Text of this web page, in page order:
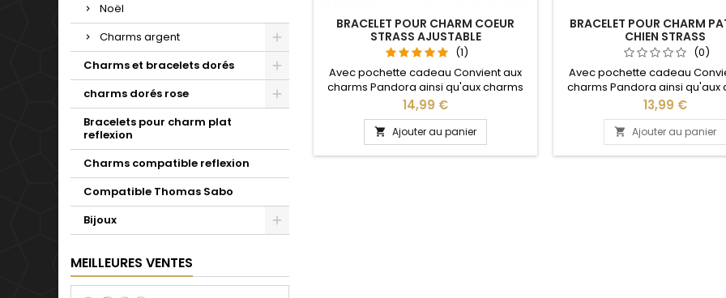
Noël
Charms argent
Charms et bracelets dorés
charms dorés rose
Bracelets pour charm plat
reflexion
Charms compatible reflexion
Compatible Thomas Sabo
Bijoux
MEILLEURES VENTES
BRACELET POUR CHARM COEUR
STRASS AJUSTABLE
(1)
Avec pochette cadeau Convient aux
charms Pandora ainsi qu'aux charms
de notre site idéal pour : Noël, Saint
Valentin, anniversaire, anniversaire de
mariage La partie ajustable se détache
d'un coté pour passer les charms par
simple pression sur le bouton Ajustable
Prix
14,99 €
 Ajouter au panier
BRACELET POUR CHARM
CHIEN STRASS
(0)
Avec pochette cadeau
charms Pandora ainsi qu'aux
de notre site idéal pour : Noël,
Valentin, anniversaire,
mariage Plusieurs tailles
18, 19, 20 cm Pour la
conseillons 2cm en plus par
Prix
13,99 €
 Ajouter au panier